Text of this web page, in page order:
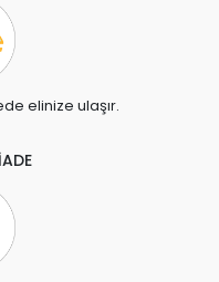
elinize ulaşır.